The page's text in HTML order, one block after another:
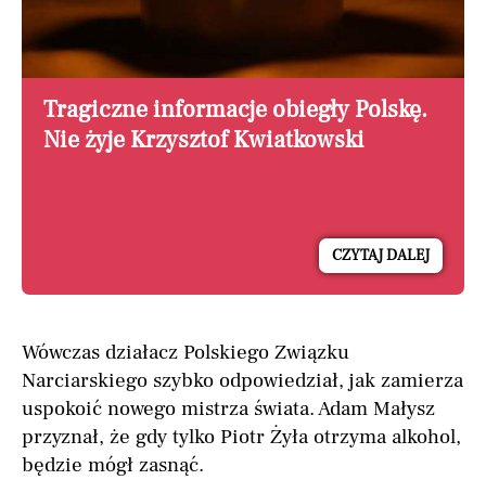
Tragiczne informacje obiegły Polskę.
Nie żyje Krzysztof Kwiatkowski
CZYTAJ DALEJ
Wówczas działacz Polskiego Związku
Narciarskiego szybko odpowiedział, jak zamierza
uspokoić nowego mistrza świata. Adam Małysz
przyznał, że gdy tylko Piotr Żyła otrzyma alkohol,
będzie mógł zasnąć.